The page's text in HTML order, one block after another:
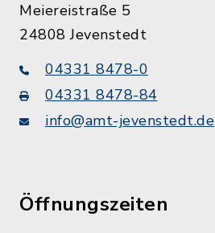
Meiereistraße 5
24808 Jevenstedt
04331 8478-0
04331 8478-84
info@amt-jevenstedt.de
Öffnungszeiten